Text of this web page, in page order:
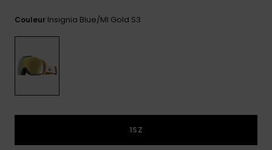
Trouvez
de
Consulter
Couleur Insignia Blue/ml Gold S3
1SZ